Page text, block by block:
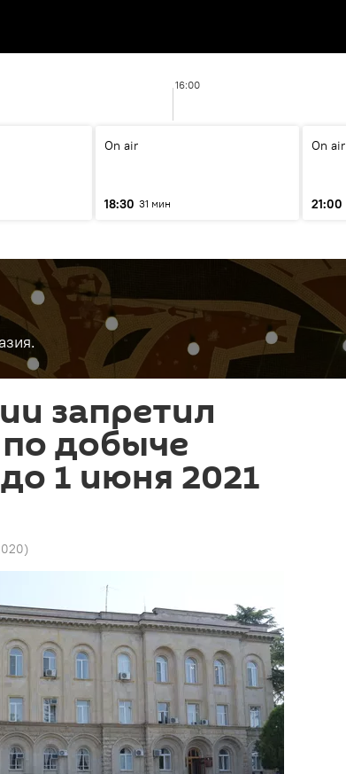
16:00
On air
18:30 31 мин
On air
21:00
запретил
добыче
1 июня 2021
)